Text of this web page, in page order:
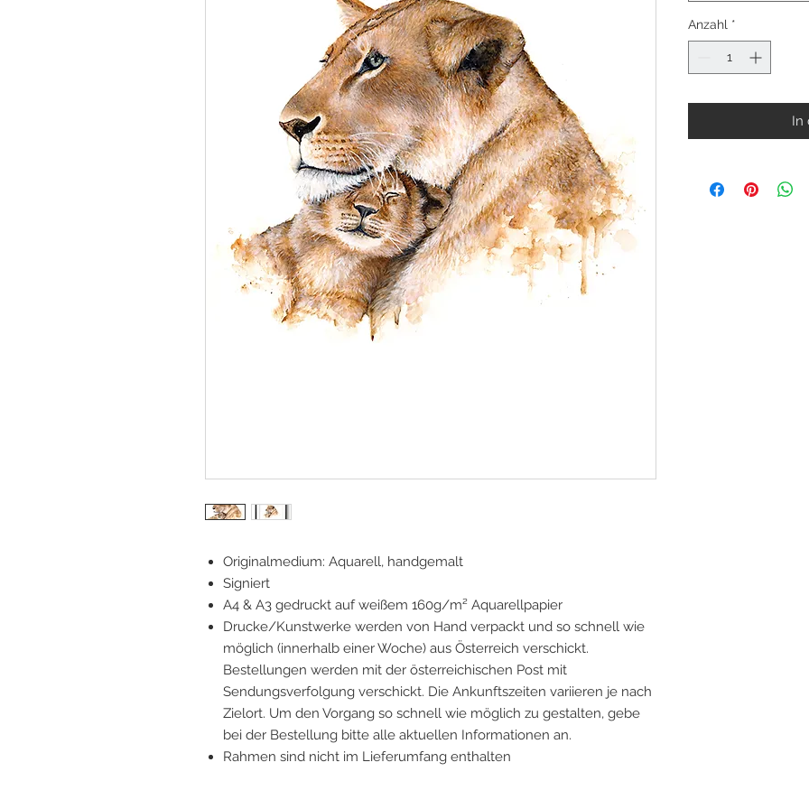
Originalmedium: Aquarell, handgemalt
Signiert
A4 & A3 gedruckt auf weißem 160g/m² Aquarellpapier
Drucke/Kunstwerke werden von Hand verpackt und so schnell wie
möglich (innerhalb einer Woche) aus Österreich verschickt.
Bestellungen werden mit der österreichischen Post mit
Sendungsverfolgung verschickt. Die Ankunftszeiten variieren je nach
Zielort. Um den Vorgang so schnell wie möglich zu gestalten, gebe
bei der Bestellung bitte alle aktuellen Informationen an.
Rahmen sind nicht im Lieferumfang enthalten
Anzahl *
In